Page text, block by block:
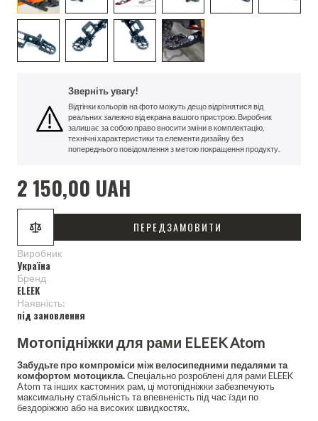
Зверніть увагу!
Відтінки кольорів на фото можуть дещо відрізнятися від
реальних залежно від екрана вашого пристрою. Виробник
залишає за собою право вносити зміни в комплектацію,
технічні характеристики та елементи дизайну без
попереднього повідомлення з метою покращення продукту.
2 150,00 UAH
ПЕРЕДЗАМОВИТИ
Виробник
Україна
Бренд
ELEEK
Наявність:
під замовлення
Мотопідніжки для рами ELEEK Atom
Забудьте про компроміси між велосипедними педалями та
комфортом мотоцикла.Спеціально розроблені для рами ELEEK
Atom та інших кастомних рам, ці мотопідніжки забезпечують
максимальну стабільність та впевненість під час їзди по
бездоріжжю або на високих швидкостях.